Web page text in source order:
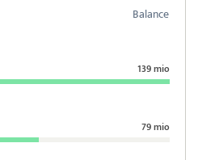
Balance
139 mio
79 mio